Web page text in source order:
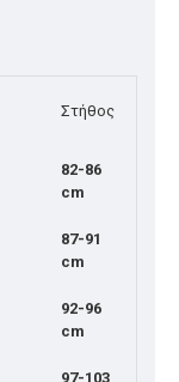
Στήθος
82-86
cm
87-91
cm
92-96
cm
97-103